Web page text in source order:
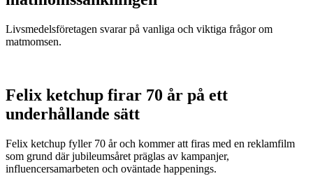
Livsmedelsföretagen svarar på vanliga och viktiga frågor om
matmomsen.
Felix ketchup firar 70 år på ett
underhållande sätt
Felix ketchup fyller 70 år och kommer att firas med en reklamfilm
som grund där jubileumsåret präglas av kampanjer,
influencersamarbeten och oväntade happenings.